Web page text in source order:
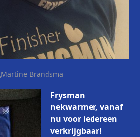
Martine Brandsma
Frysman
nekwarmer, vanaf
nu voor iedereen
verkrijgbaar!